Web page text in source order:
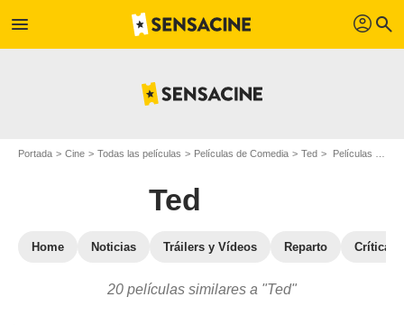
menu profil search
Portada Cine Todas las películas Películas de Comedia Ted Películas similares a "Ted"
Ted
Home Noticias Tráilers y Vídeos Reparto Críticas
20 películas similares a "Ted"